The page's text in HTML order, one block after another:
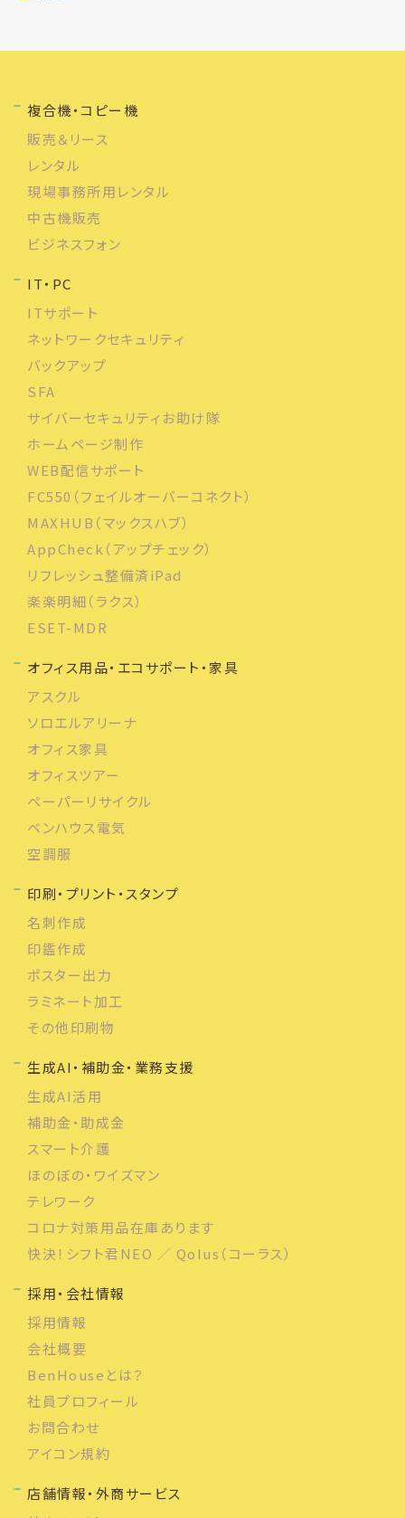
複合機・コピー機
販売＆リース
レンタル
現場事務所用レンタル
中古機販売
ビジネスフォン
IT・PC
ITサポート
ネットワークセキュリティ
バックアップ
SFA
サイバーセキュリティお助け隊
ホームページ制作
WEB配信サポート
FC550（フェイルオーバーコネクト）
MAXHUB（マックスハブ）
AppCheck（アップチェック）
リフレッシュ整備済iPad
楽楽明細（ラクス）
ESET-MDR
オフィス用品・エコサポート・家具
アスクル
ソロエルアリーナ
オフィス家具
オフィスツアー
ペーパーリサイクル
ベンハウス電気
空調服
印刷・プリント・スタンプ
名刺作成
印鑑作成
ポスター出力
ラミネート加工
その他印刷物
生成AI・補助金・業務支援
生成AI活用
補助金・助成金
スマート介護
ほのぼの・ワイズマン
テレワーク
コロナ対策用品在庫あります
快決！シフト君NEO ／ Qolus（コーラス）
採用・会社情報
採用情報
会社概要
BenHouseとは？
社員プロフィール
お問合わせ
アイコン規約
店舗情報・外商サービス